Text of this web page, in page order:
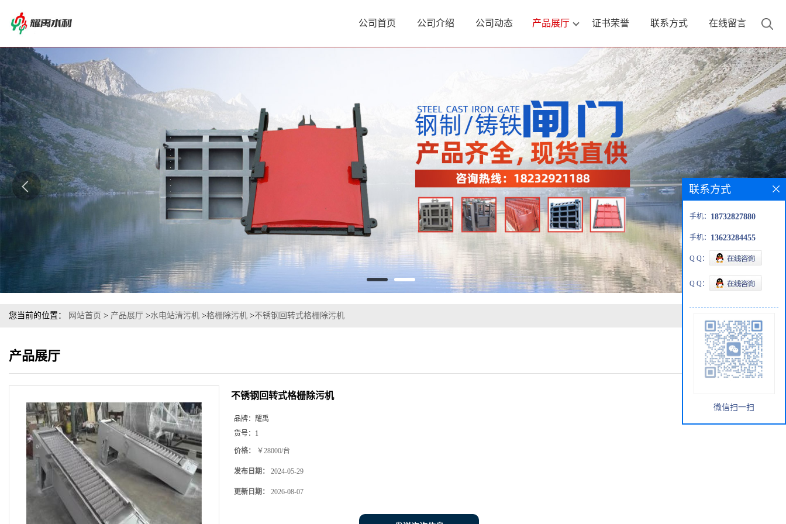
公司首页 公司介绍 公司动态 产品展厅 证书荣誉 联系方式 在线留言
您当前的位置： 网站首页 > 产品展厅 >水电站清污机 >格栅除污机 >不锈钢回转式格栅除污机
产品展厅
不锈钢回转式格栅除污机
品牌： 耀禹
货号： 1
价格： ￥28000/台
发布日期： 2024-05-29
更新日期： 2026-08-07
联系方式
手机： 18732827880
手机： 13623284455
Q Q：
Q Q：
微信扫一扫